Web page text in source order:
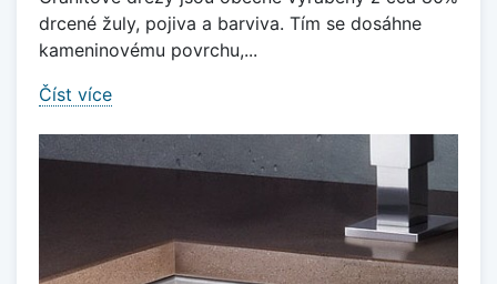
drcené žuly, pojiva a barviva. Tím se dosáhne
kameninovému povrchu,...
Číst více